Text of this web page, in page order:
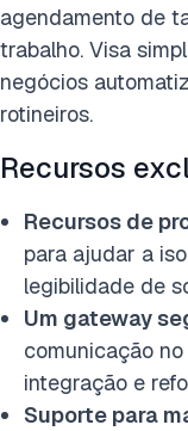
agendamento de
trabalho. Visa
negócios
rotineiros.
Recursos
Recursos de
para ajudar a
legibilidade de
Um gateway
comunicação
integração e
Suporte para